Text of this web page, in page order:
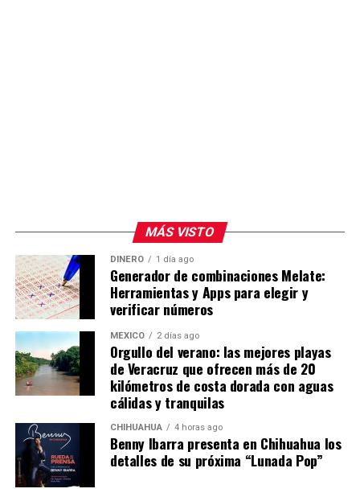
MÁS VISTO
DINERO 1 día ago
Generador de combinaciones Melate:
Herramientas y Apps para elegir y
verificar números
MÉXICO 2 días ago
Orgullo del verano: las mejores playas
de Veracruz que ofrecen más de 20
kilómetros de costa dorada con aguas
cálidas y tranquilas
CHIHUAHUA 4 horas ago
Benny Ibarra presenta en Chihuahua los
detalles de su próxima “Lunada Pop”